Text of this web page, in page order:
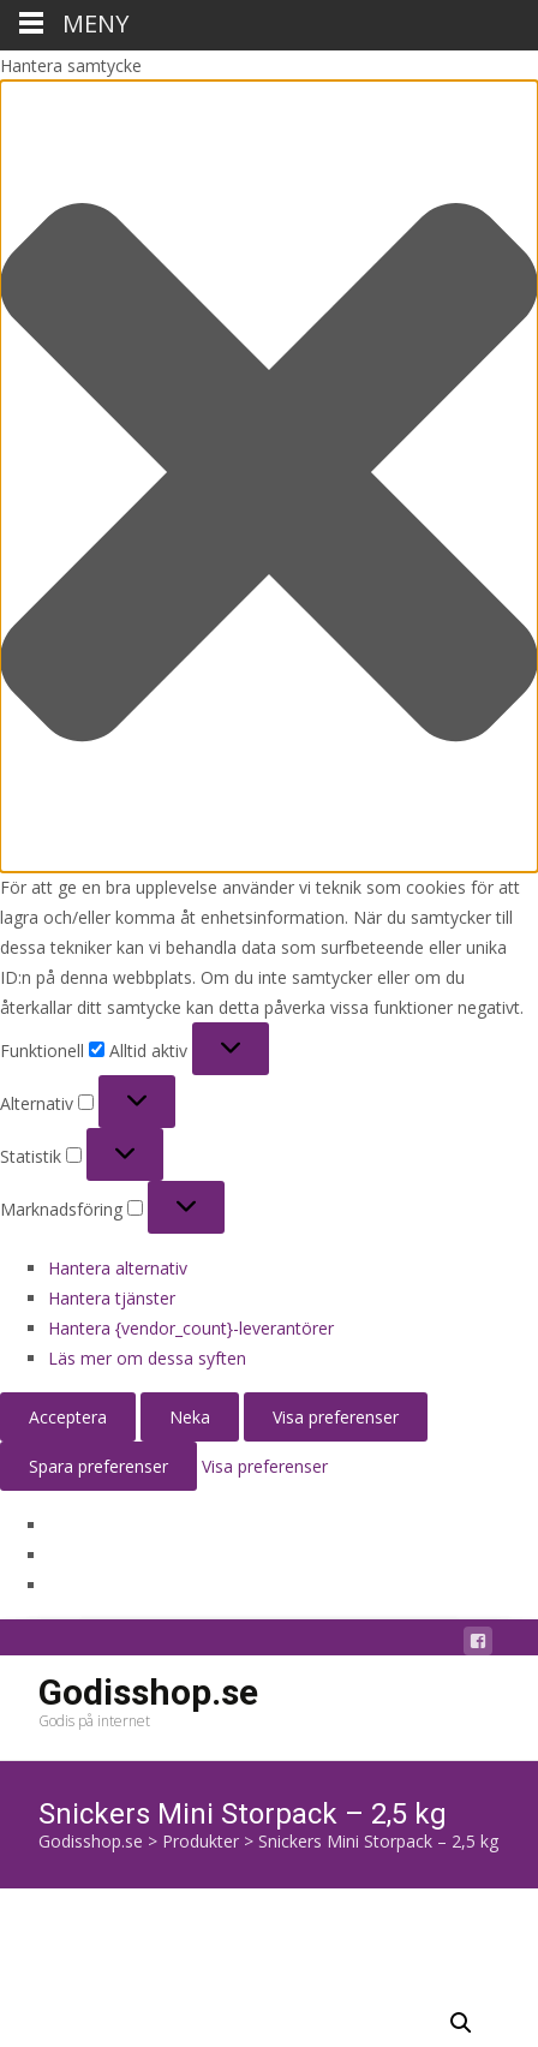
Hantera samtycke
För att ge en bra upplevelse använder vi teknik som cookies för att
lagra och/eller komma åt enhetsinformation. När du samtycker till
dessa tekniker kan vi behandla data som surfbeteende eller unika
ID:n på denna webbplats. Om du inte samtycker eller om du
återkallar ditt samtycke kan detta påverka vissa funktioner negativt.
Funktionell
Alltid aktiv
Alternativ
Statistik
Marknadsföring
Hantera alternativ
Hantera tjänster
Hantera {vendor_count}-leverantörer
Läs mer om dessa syften
Acceptera Neka Visa preferenser
Spara preferenser Visa preferenser
Godisshop.se
Godis på internet
Snickers Mini Storpack – 2,5 kg
Godisshop.se > Produkter > Snickers Mini Storpack – 2,5 kg
MENY